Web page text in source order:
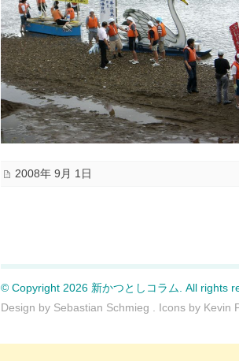
2008年 9月 1日
© Copyright 2026 新かつとしコラム. All rights
Design by Sebastian Schmieg . Icons by Kevin